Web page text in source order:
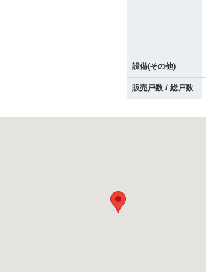
設備(その他)
販売戸数 / 総戸数